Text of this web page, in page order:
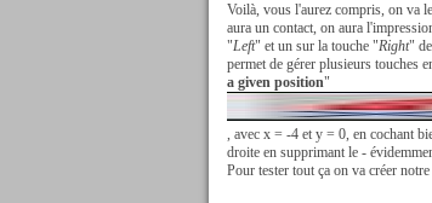
Voilà, vous l'aurez compris, on va
aura un contact, on aura
"Left" et un sur la touche "Right"
permet de gérer plusieurs touches
a given position"
, avec x = -4 et y = 0, en cochant
droite en supprimant le -
Pour tester tout ça on va créer